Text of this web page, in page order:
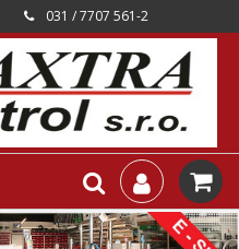
031 / 7707 561-2